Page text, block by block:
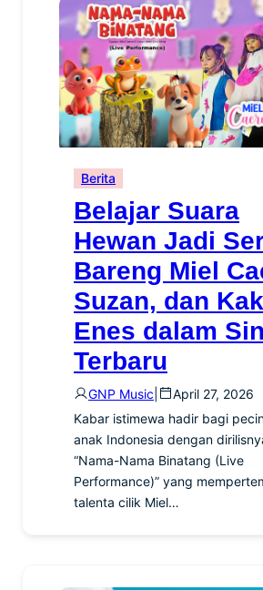
Berita
Belajar Suara
Hewan Jadi
Bareng Miel
Suzan, dan
Enes dalam
Terbaru
GNP Music
April 27, 2026
Kabar istimewa hadir bagi
anak Indonesia dengan
“Nama-Nama Binatang (Live
Performance)” yang
talenta cilik Miel…